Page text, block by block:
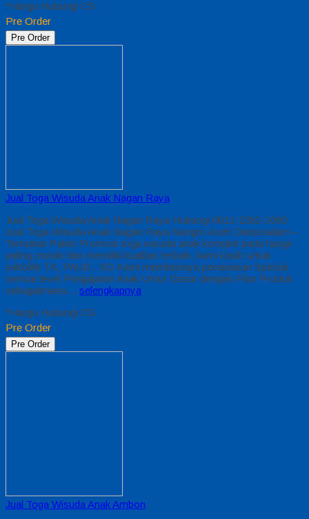
*Harga Hubungi CS
Pre Order
Pre Order
Jual Toga Wisuda Anak Nagan Raya
Jual Toga Wisuda Anak Nagan Raya Hubungi 0812-2282-1060
Jual Toga Wisuda Anak Nagan Raya Nangro Aceh Darussalam –
Temukan Paket Promosi toga wisuda anak komplet pada harga
paling murah dan memiliki kualitas terbaik, kami kasih untuk
sekolah TK, PAUD , SD Kami memberinya penawaran Special
semua level Pengajaran Anak Umur Dasar dengan Fitur Produk
sebagaimana… selengkapnya
*Harga Hubungi CS
Pre Order
Pre Order
Jual Toga Wisuda Anak Ambon